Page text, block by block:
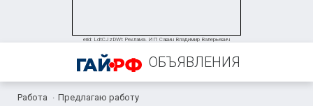
erid: LdtCJzDWt Реклама. ИП Савин Владимир Валерьевич
ОБЪЯВЛЕНИЯ
Работа Предлагаю работу